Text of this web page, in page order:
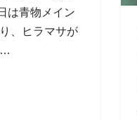
は青物メイン
、ヒラマサが
…